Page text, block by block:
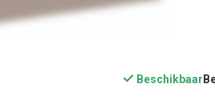
Beschikbaar